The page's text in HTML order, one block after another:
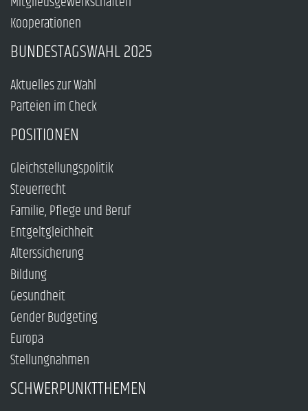
Kooperationen
BUNDESTAGSWAHL 2025
Aktuelles zur Wahl
Parteien im Check
POSITIONEN
Gleichstellungspolitik
Steuerrecht
Familie, Pflege und Beruf
Entgeltgleichheit
Alterssicherung
Bildung
Gesundheit
Gender Budgeting
Europa
Stellungnahmen
SCHWERPUNKTTHEMEN